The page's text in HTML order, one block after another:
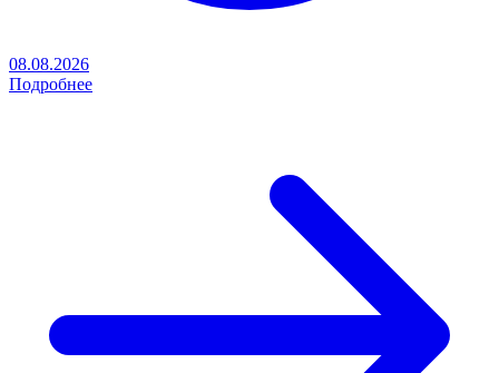
08.08.2026
Подробнее